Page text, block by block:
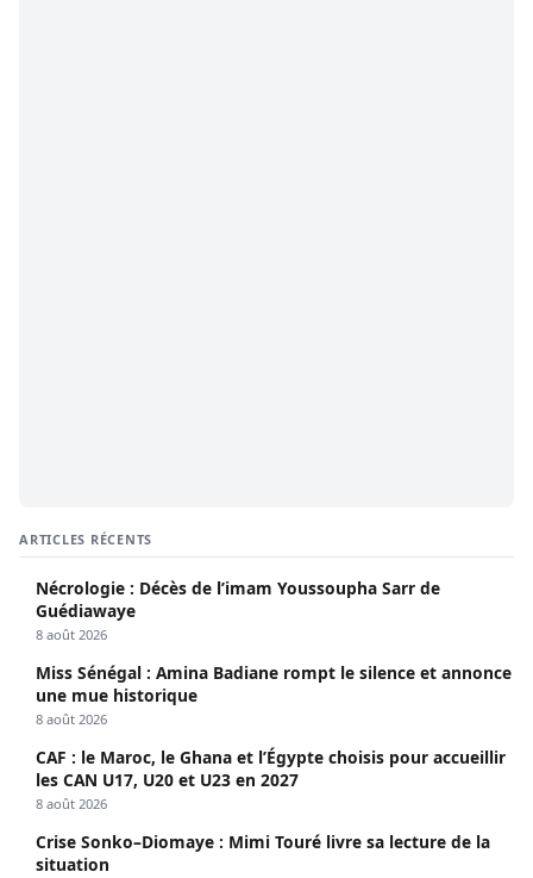
ARTICLES RÉCENTS
Nécrologie : Décès de l’imam Youssoupha Sarr de
Guédiawaye
8 août 2026
Miss Sénégal : Amina Badiane rompt le silence et annonce
une mue historique
8 août 2026
CAF : le Maroc, le Ghana et l’Égypte choisis pour accueillir
les CAN U17, U20 et U23 en 2027
8 août 2026
Crise Sonko–Diomaye : Mimi Touré livre sa lecture de la
situation